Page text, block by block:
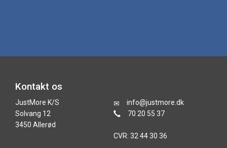
Kontakt os
JustMore K/S
Solvang 12
3450 Allerød
info@justmore.dk
70 20 55 37
CVR: 32 44 30 36